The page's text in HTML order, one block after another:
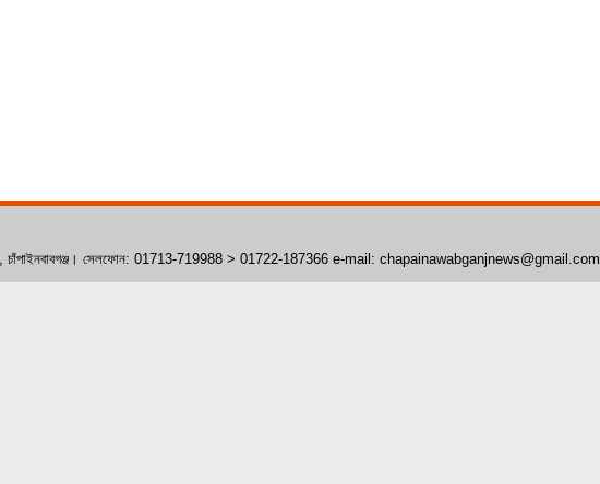
রোড, চাঁপাইনবাবগঞ্জ। সেলফোন: 01713-719988 > 01722-187366 e-mail: chapainawabganjnews@gmail.com